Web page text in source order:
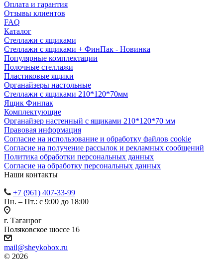
Оплата и гарантия
Отзывы клиентов
FAQ
Каталог
Стеллажи с ящиками
Стеллажи с ящиками + ФинПак - Новинка
Популярные комплектации
Полочные стеллажи
Пластиковые ящики
Органайзеры настольные
Стеллажи с ящиками 210*120*70мм
Ящик Финпак
Комплектующие
Органайзер настенный с ящиками 210*120*70 мм
Правовая информация
Согласие на использование и обработку файлов cookie
Согласие на получение рассылок и рекламных сообщений
Политика обработки персональных данных
Согласие на обработку персональных данных
Наши контакты
+7 (961) 407-33-99
Пн. – Пт.: с 9:00 до 18:00
г. Таганрог
Поляковское шоссе 16
mail@sheykobox.ru
© 2026